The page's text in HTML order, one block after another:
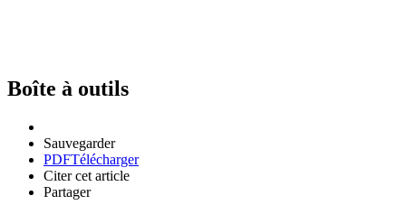
Boîte à outils
Sauvegarder
PDFTélécharger
Citer cet article
Partager